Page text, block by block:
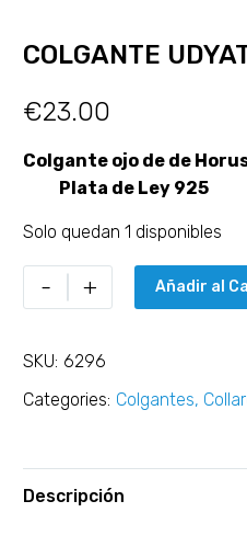
COLGANTE
€23.00
Colgante ojo de de Horus
Plata de Ley 925
Solo quedan 1 disponibles
- + Añadir al
SKU: 6296
Categories: Colgantes,
Descripción